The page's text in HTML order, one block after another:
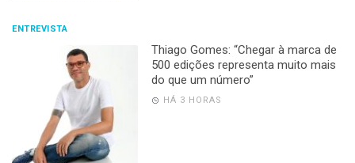
ENTREVISTA
Thiago Gomes: “Chegar à marca de
500 edições representa muito mais
do que um número”
HÁ 3 HORAS